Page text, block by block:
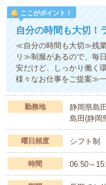
ここがポイント！
自分の時間も大切！
≪自分の時間も大切≫残
リ≫制服があるので、毎
安だけど、しっかり働く
様々なお仕事をご提案≫
勤務地
静岡県島
島田(静岡
曜日頻度 シフト制
時間 06:50～